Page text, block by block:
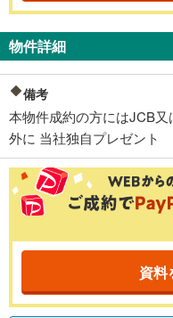
物件詳細
備考
本物件成約の方にはJCB
外に 当社独自プレゼント
資料